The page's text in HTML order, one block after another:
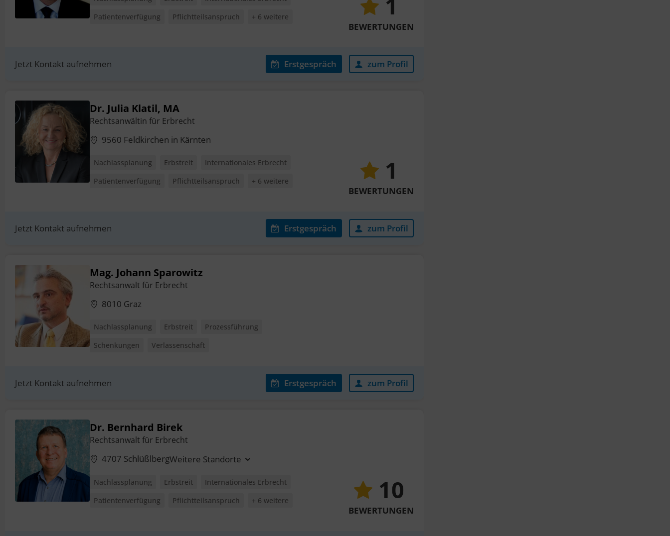
Patientenverfügung
Pflichtteilsanspruch + 6 weitere
BEWERTUNGEN
Jetzt Kontakt aufnehmen Erstgespräch zum Profil
Dr. Julia Klatil, MA
Rechtsanwältin für Erbrecht
9560 Feldkirchen in Kärnten
Nachlassplanung Erbstreit
Internationales Erbrecht
Patientenverfügung
Pflichtteilsanspruch + 6 weitere 1
BEWERTUNGEN
Jetzt Kontakt aufnehmen Erstgespräch zum Profil
Mag. Johann Sparowitz
Rechtsanwalt für Erbrecht
8010 Graz
Nachlassplanung Erbstreit
Prozessführung
Schenkungen
Verlassenschaft
Jetzt Kontakt aufnehmen Erstgespräch zum Profil
Dr. Bernhard Birek
Rechtsanwalt für Erbrecht
4707 SchlüßlbergWeitere Standorte
Nachlassplanung Erbstreit
Internationales Erbrecht
Patientenverfügung
Pflichtteilsanspruch + 6 weitere 10
BEWERTUNGEN